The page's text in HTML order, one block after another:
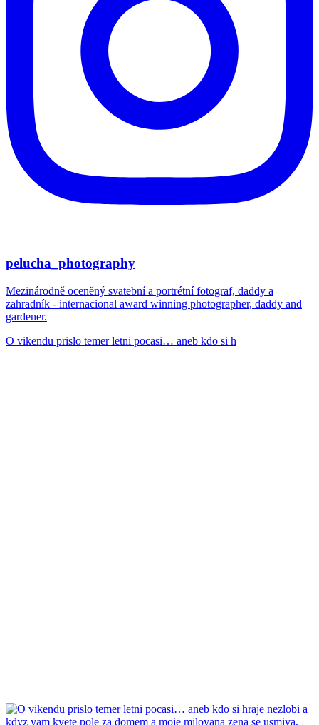
pelucha_photography
Mezinárodně oceněný svatební a portrétní fotograf, daddy a
zahradník - internacional award winning photographer, daddy and
gardener.
O vikendu prislo temer letni pocasi… aneb kdo si h